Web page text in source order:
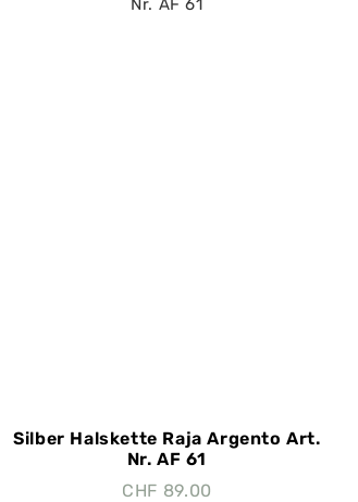
Silber Halskette Raja Argento Art.
Nr. AF 61
CHF 89.00